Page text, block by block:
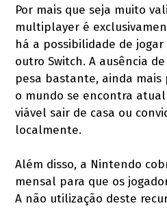
Por mais que seja muito
multiplayer é
há a possibilidade de jogar
outro Switch. A ausência
pesa bastante, ainda
o mundo se encontra
viável sair de casa ou
localmente.
Além disso, a Nintendo
mensal para que os
A não utilização deste